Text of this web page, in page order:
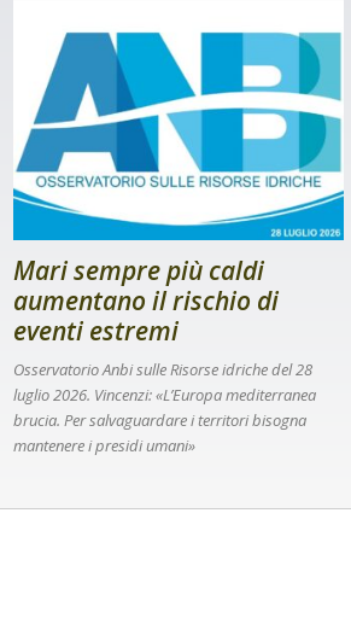
Mari sempre più caldi
aumentano il rischio di
eventi estremi
Osservatorio Anbi sulle Risorse idriche del 28
luglio 2026. Vincenzi: «L’Europa mediterranea
brucia. Per salvaguardare i territori bisogna
mantenere i presidi umani»